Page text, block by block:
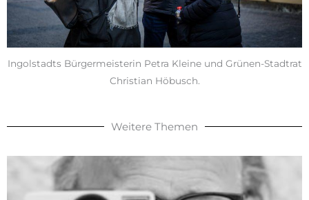
Ingolstadts Bürgermeisterin Petra Kleine und Grünen-Stadtrat
Christian Höbusch.
Weitere Themen